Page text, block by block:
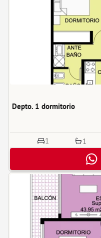
Depto. 1 dormitorio
1 1